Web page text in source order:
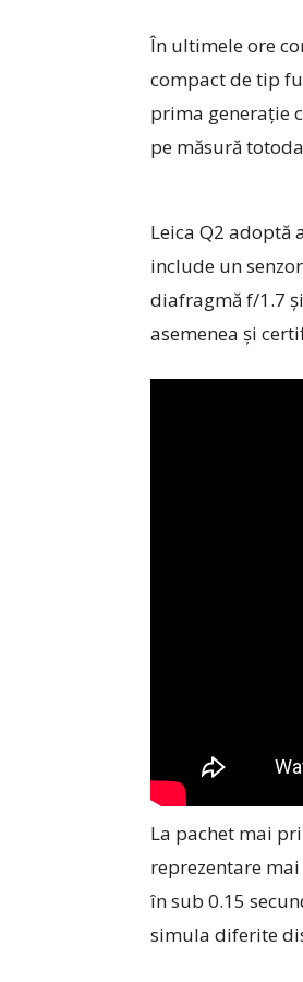
În ultimele ore
compact de tip
prima generație
pe măsură
Leica Q2 adoptă
include un
diafragmă f/1.7
asemenea și
La pachet mai
reprezentare
în sub 0.15
simula diferite